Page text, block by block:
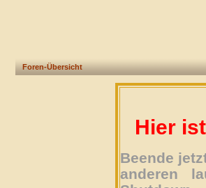
Foren-Übersicht
Hier
Beende
anderen